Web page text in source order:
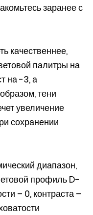
заранее с
качественнее,
палитры на
на -3, а
тени
увеличение
сохранении
диапазон,
профиль D-
– 0, контраста –